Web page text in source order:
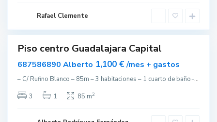
Rafael Clemente
a
Piso centro Guadalajara Capital
687586890 Alberto 1,100 €/mes + gastos
– C/ Rufino Blanco – 85m – 3 habitaciones – 1 cuarto de baño ̵...
3
1 85 m2
T
o
r
r
j
n
d